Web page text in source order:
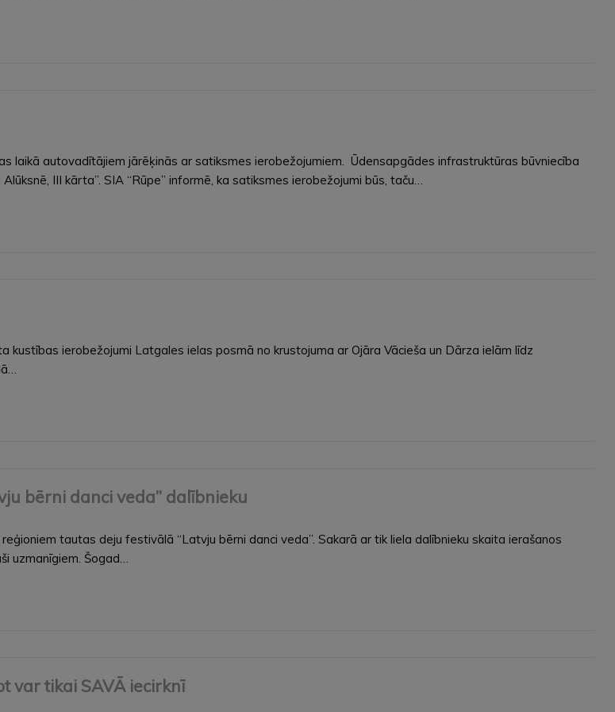
laikā autovadītājiem jārēķinās ar satiksmes ierobežojumiem. Ūdensapgādes infrastruktūras būvniecība
III kārta”. SIA “Rūpe” informē, ka satiksmes ierobežojumi būs, taču…
ierobežojumi Latgales ielas posmā no krustojuma ar Ojāra Vācieša un Dārza ielām līdz
bērni danci veda” dalībnieku
tautas deju festivālā “Latvju bērni danci veda”. Sakarā ar tik liela dalībnieku skaita ierašanos
uzmanīgiem. Šogad…
var tikai SAVĀ iecirknī